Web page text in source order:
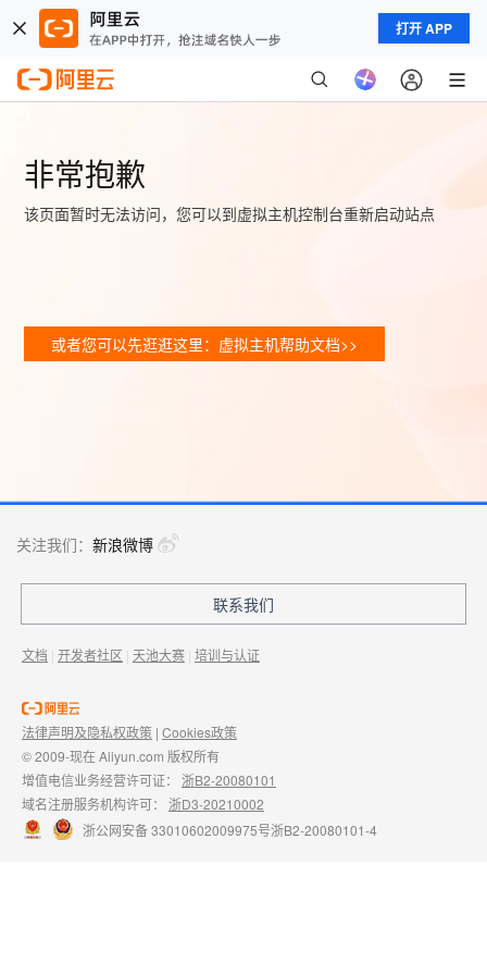
打开 APP
非常抱歉
该页面暂时无法访问，您可以到虚拟主机控制台重新启动站点
或者您可以先逛逛这里：虚拟主机帮助文档>>